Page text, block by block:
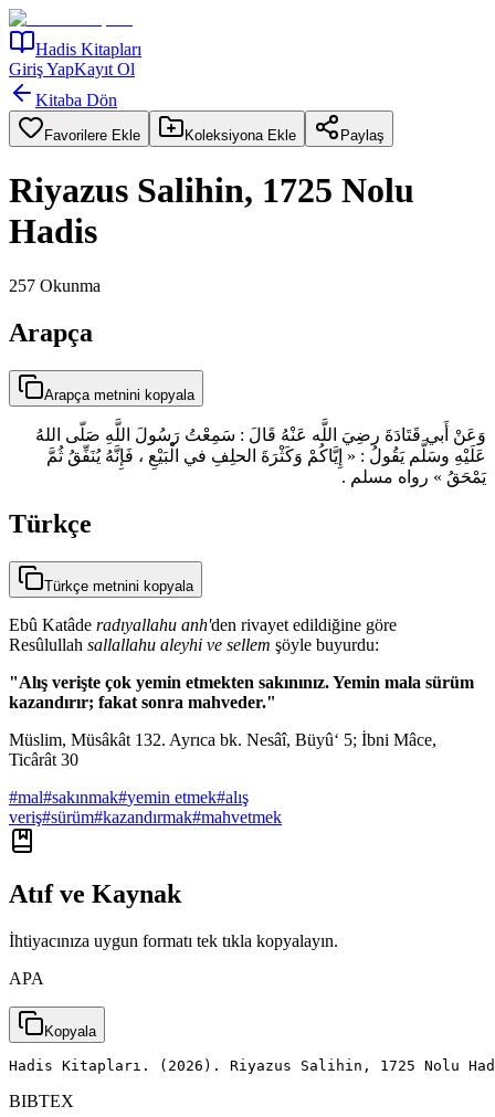
Hadis Kitapları
Giriş YapKayıt Ol
Kitaba Dön
Favorilere Ekle Koleksiyona Ekle Paylaş
Riyazus Salihin, 1725 Nolu
Hadis
257 Okunma
Arapça
Arapça metnini kopyala
وَعَنْ أَبي قَتَادَةَ رضِيَ اللَّه عَنْهُ قَالَ : سَمِعْتُ رَسُولَ اللَّهِ صَلّى اللهُ
عَلَيْهِ وسَلَّم يَقُولُ : « إِيَّاكُمْ وَكَثْرَةَ الحلِفِ في الْبَيْعِ ، فَإِنَّهُ يُنَفِّقُ ثُمَّ
يَمْحَقُ » رواه مسلم .
Türkçe
Türkçe metnini kopyala
Ebû Katâde radıyallahu anh'den rivayet edildiğine göre
Resûlullah sallallahu aleyhi ve sellem şöyle buyurdu:
"Alış verişte çok yemin etmekten sakınınız. Yemin mala sürüm
kazandırır; fakat sonra mahveder."
Müslim, Müsâkât 132. Ayrıca bk. Nesâî, Büyû‘ 5; İbni Mâce,
Ticârât 30
#mal#sakınmak#yemin etmek#alış
veriş#sürüm#kazandırmak#mahvetmek
Atıf ve Kaynak
İhtiyacınıza uygun formatı tek tıkla kopyalayın.
APA
Kopyala
Hadis Kitapları. (2026). Riyazus Salihin, 1725 Nolu
BIBTEX